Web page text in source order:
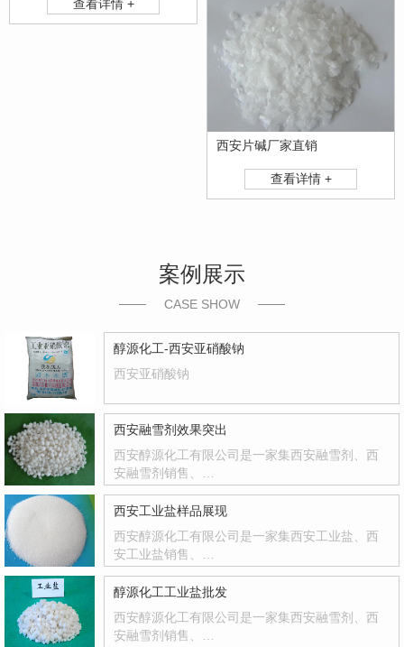
查看详情 +
西安片碱厂家直销
查看详情 +
案例展示
CASE SHOW
醇源化工-西安亚硝酸钠
西安亚硝酸钠
西安融雪剂效果突出
西安醇源化工有限公司是一家集西安融雪剂、西
安融雪剂销售、…
西安工业盐样品展现
西安醇源化工有限公司是一家集西安工业盐、西
安工业盐销售、…
醇源化工工业盐批发
西安醇源化工有限公司是一家集西安融雪剂、西
安融雪剂销售、…